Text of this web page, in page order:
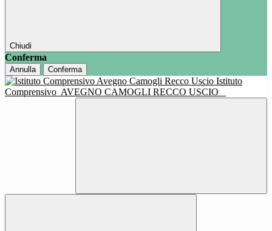
Chiudi
Conferma
Annulla Conferma
Istituto
Comprensivo AVEGNO CAMOGLI RECCO USCIO